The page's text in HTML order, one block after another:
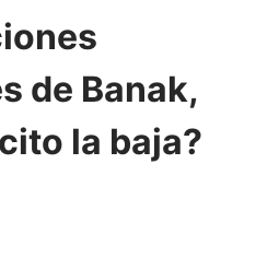
de Banak,
la baja?